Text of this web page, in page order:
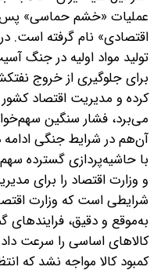
عملیات «خشم حماسی» پس
اقتصادی» نام گرفته است.
تولید مواد اولیه در جنگ
برای جلوگیری از خروج
کرده ‌و مدیریت اقتصاد
می‌برد، فشار سنگین
آن‌هم در شرایط جنگی ادامه
با حاشیه‌پردازی گسترده
و وزارت اقتصاد را برای
شرایطی است که وزارت
به‌موقع و دقیق،
کالاهای اساسی را سرعت داد
کمبود کالا مواجه نشد که